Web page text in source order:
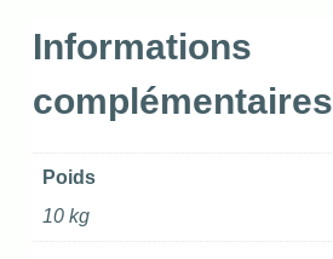
Informations
complémentaires
Poids
10 kg